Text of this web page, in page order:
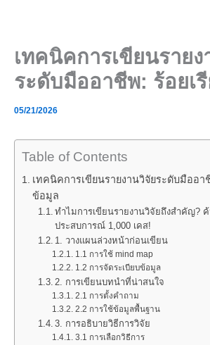
เทคนิคการเขียนรายง
ระดับมืออาชีพ: ร้อยเ
05/21/2026
Table of Contents
เทคนิคการเขียนรายงานวิจัยระดับมืออา
ข้อมูล
ทำไมการเขียนรายงานวิจัยถึงสำคัญ?
ประสบการณ์ 1,000 เคส!
1. วางแผนล่วงหน้าก่อนเขียน
1.1 การใช้ mind map
1.2 การจัดระเบียบข้อมูล
2. การเขียนบทนำที่น่าสนใจ
2.1 การตั้งคำถาม
2.2 การใช้ข้อมูลพื้นฐาน
3. การอธิบายวิธีการวิจัย
3.1 การเลือกวิธีการ